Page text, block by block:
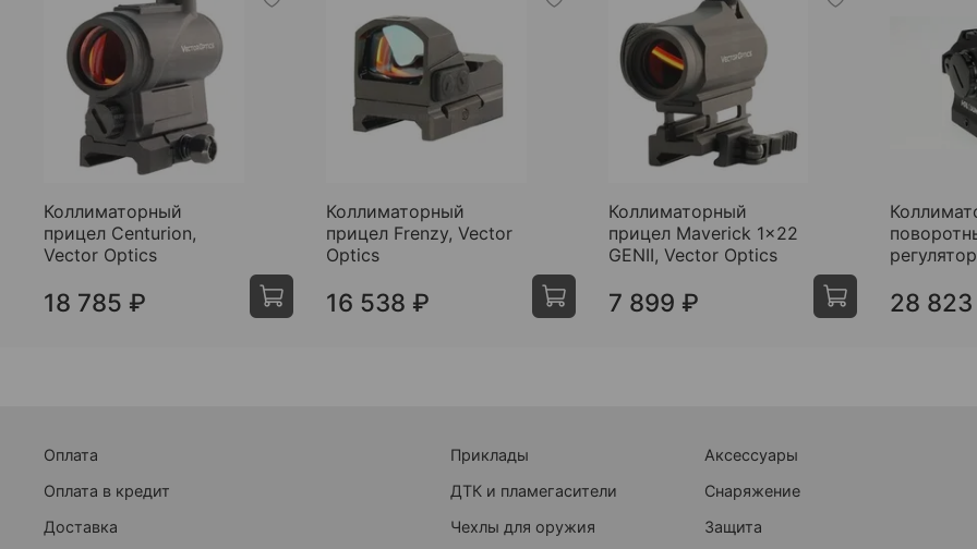
Коллиматорный
прицел Centurion,
Vector Optics
18 785 ₽
Коллиматорный
прицел Frenzy, Vector
Optics
16 538 ₽
Коллиматорный
прицел Maverick 1x22
GENII, Vector Optics
7 899 ₽ 28
Оплата
Оплата в кредит
Доставка
Приклады
ДТК и пламегасители
Чехлы для оружия
Аксессуары
Снаряжение
Защита